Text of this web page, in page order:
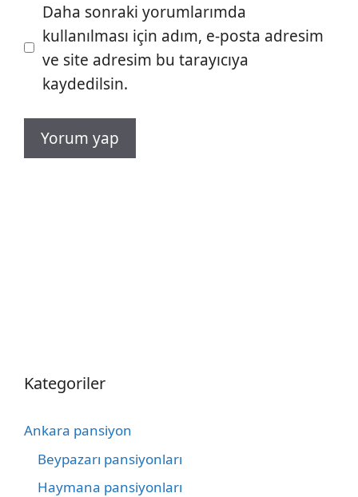
Daha sonraki yorumlarımda
kullanılması için adım, e-posta adresim
ve site adresim bu tarayıcıya
kaydedilsin.
Kategoriler
Ankara pansiyon
Beypazarı pansiyonları
Haymana pansiyonları